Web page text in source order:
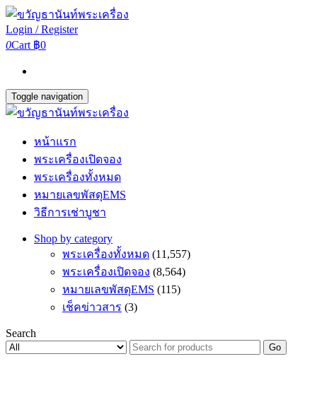
Login / Register
0Cart ฿0
Toggle navigation
หน้าแรก
พระเครื่องเปิดจอง
พระเครื่องทั้งหมด
หมายเลขพัสดุEMS
วิธีการเช่าบูชา
Shop by category
พระเครื่องทั้งหมด (11,557)
พระเครื่องเปิดจอง (8,564)
หมายเลขพัสดุEMS (115)
เช็คข่าวสาร (3)
Search
Go